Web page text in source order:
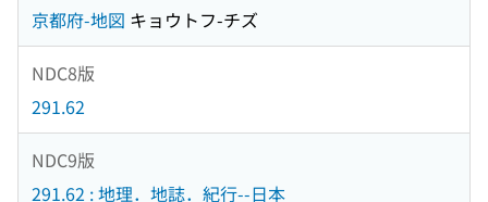
京都府-地図 キョウトフ-チズ
NDC8版
291.62
NDC9版
291.62 : 地理．地誌．紀行--日本